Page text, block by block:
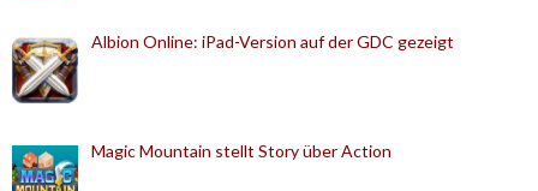
Albion Online: iPad-Version auf der GDC gezeigt
Magic Mountain stellt Story über Action